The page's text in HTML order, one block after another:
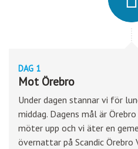
Lind
Kontaktformulär
DAG 1
Mot Örebro
Under dagen stannar vi för
middag. Dagens mål är
möter upp och vi äter en
övernattar på Scandic Örebro